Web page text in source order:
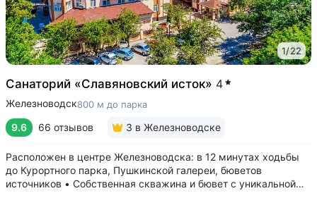
1/22
Санаторий «Славяновский исток» 4
Железноводск800 м до парка
9.6 66 отзывов 3 в Железноводске
Расположен в центре Железноводска: в 12 минутах ходьбы
до Курортного парка, Пушкинской галереи, бюветов
источников • Собственная скважина и бювет с уникальной